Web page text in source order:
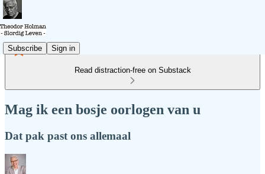
Subscribe Sign in
Read distraction-free on Substack
Mag ik een bosje oorlogen van u
Dat pak past ons allemaal